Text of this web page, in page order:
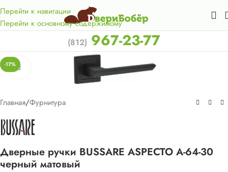
Перейти к навигации
Перейти к основному содержимому
км. от КАД.
(812) 967-23-77
-17% Нажмите, чтобы увеличить
Главная/Фурнитура
Дверные ручки BUSSARE ASPECTO A-64-30
черный матовый